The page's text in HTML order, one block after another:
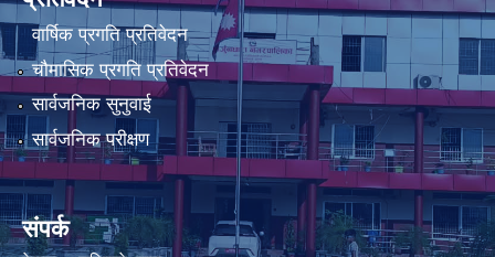
वार्षिक प्रगति प्रतिवेदन
चौमासिक प्रगति प्रतिवेदन
सार्वजनिक सुनुवाई
सार्वजनिक परीक्षण
संपर्क